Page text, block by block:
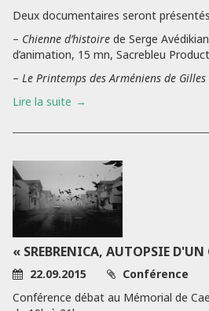
Deux documentaires seront
– Chienne d’histoire de Serge
d’animation, 15 mn, Sacrebleu
– Le Printemps des Arméniens de
Lire la suite
« SREBRENICA, AUTOPSIE D'UN
22.09.2015
Conférence
Conférence débat au Mémorial de